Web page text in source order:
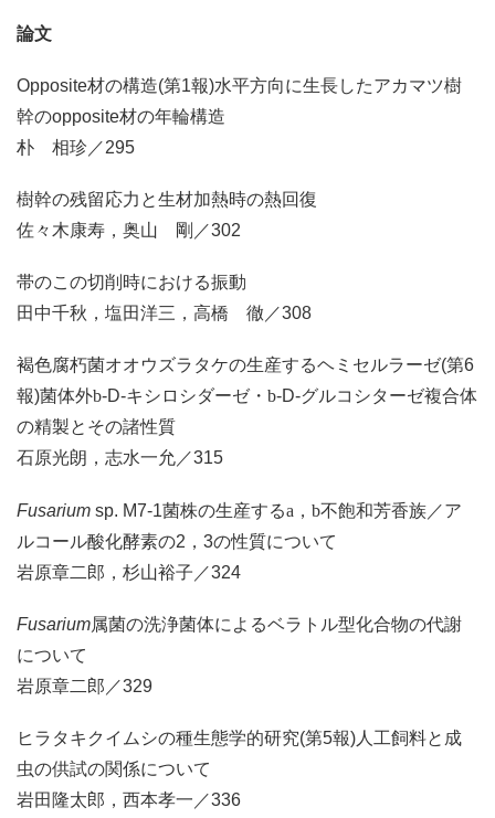
論文
Opposite材の構造(第1報)水平方向に生長したアカマツ樹
幹のopposite材の年輪構造
朴 相珍／295
樹幹の残留応力と生材加熱時の熱回復
佐々木康寿，奥山 剛／302
帯のこの切削時における振動
田中千秋，塩田洋三，高橋 徹／308
褐色腐朽菌オオウズラタケの生産するヘミセルラーゼ(第6
報)菌体外b-D-キシロシダーゼ・ b-D-グルコシターゼ複合体
の精製とその諸性質
石原光朗，志水一允／315
Fusarium sp. M7-1菌株の生産するa ， b不飽和芳香族／ア
ルコール酸化酵素の2，3の性質について
岩原章二郎，杉山裕子／324
Fusarium属菌の洗浄菌体によるベラトル型化合物の代謝
について
岩原章二郎／329
ヒラタキクイムシの種生態学的研究(第5報)人工飼料と成
虫の供試の関係について
岩田隆太郎，西本孝一／336